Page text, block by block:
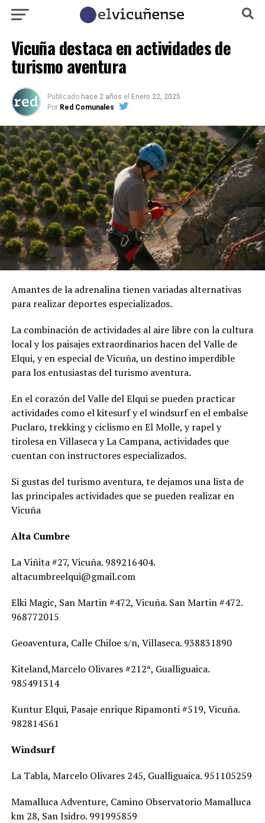
Vicuña destaca en actividades de
turismo aventura
Publicado hace 2 años el Enero 22, 2025
Por Red Comunales
Amantes de la adrenalina tienen variadas alternativas
para realizar deportes especializados.
La combinación de actividades al aire libre con la cultura
local y los paisajes extraordinarios hacen del Valle de
Elqui, y en especial de Vicuña, un destino imperdible
para los entusiastas del turismo aventura.
En el corazón del Valle del Elqui se pueden practicar
actividades como el kitesurf y el windsurf en el embalse
Puclaro, trekking y ciclismo en El Molle, y rapel y
tirolesa en Villaseca y La Campana, actividades que
cuentan con instructores especializados.
Si gustas del turismo aventura, te dejamos una lista de
las principales actividades que se pueden realizar en
Vicuña
Alta Cumbre
La Viñita #27, Vicuña. 989216404.
altacumbreelqui@gmail.com
Elki Magic, San Martin #472, Vicuña. San Martin #472.
968772015
Geoaventura, Calle Chiloe s/n, Villaseca. 938831890
Kiteland,Marcelo Olivares #212ª, Gualliguaica.
985491314
Kuntur Elqui, Pasaje enrique Ripamonti #519, Vicuña.
982814561
Windsurf
La Tabla, Marcelo Olivares 245, Gualliguaica. 951105259
Mamalluca Adventure, Camino Observatorio Mamalluca
km 28, San Isidro. 991995859